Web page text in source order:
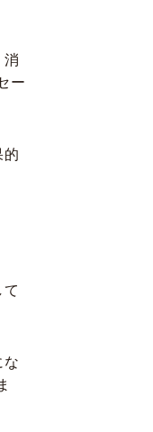
消
ー
的
な